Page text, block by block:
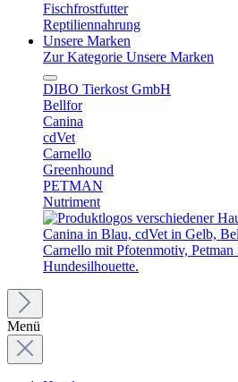
Fischfrostfutter
Reptiliennahrung
Unsere Marken
Zur Kategorie Unsere Marken
DIBO Tierkost GmbH
Bellfor
Canina
cdVet
Carnello
Greenhound
PETMAN
Nutriment
Menü